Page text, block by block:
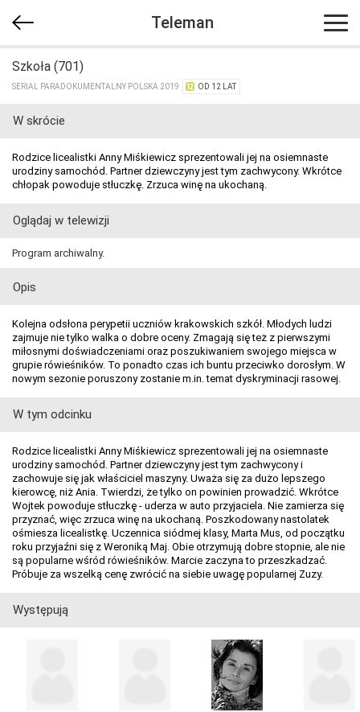
Teleman
Szkoła (701)
SERIAL PARADOKUMENTALNY POLSKA 2019 OD 12 LAT
W skrócie
Rodzice licealistki Anny Miśkiewicz sprezentowali jej na osiemnaste
urodziny samochód. Partner dziewczyny jest tym zachwycony. Wkrótce
chłopak powoduje stłuczkę. Zrzuca winę na ukochaną.
Oglądaj w telewizji
Program archiwalny.
Opis
Kolejna odsłona perypetii uczniów krakowskich szkół. Młodych ludzi
zajmuje nie tylko walka o dobre oceny. Zmagają się też z pierwszymi
miłosnymi doświadczeniami oraz poszukiwaniem swojego miejsca w
grupie rówieśników. To ponadto czas ich buntu przeciwko dorosłym. W
nowym sezonie poruszony zostanie m.in. temat dyskryminacji rasowej.
W tym odcinku
Rodzice licealistki Anny Miśkiewicz sprezentowali jej na osiemnaste
urodziny samochód. Partner dziewczyny jest tym zachwycony i
zachowuje się jak właściciel maszyny. Uważa się za dużo lepszego
kierowcę, niż Ania. Twierdzi, że tylko on powinien prowadzić. Wkrótce
Wojtek powoduje stłuczkę - uderza w auto przyjaciela. Nie zamierza się
przyznać, więc zrzuca winę na ukochaną. Poszkodowany nastolatek
ośmiesza licealistkę. Uczennica siódmej klasy, Marta Mus, od początku
roku przyjaźni się z Weroniką Maj. Obie otrzymują dobre stopnie, ale nie
są popularne wśród rówieśników. Marcie zaczyna to przeszkadzać.
Próbuje za wszelką cenę zwrócić na siebie uwagę popularnej Zuzy.
Występują